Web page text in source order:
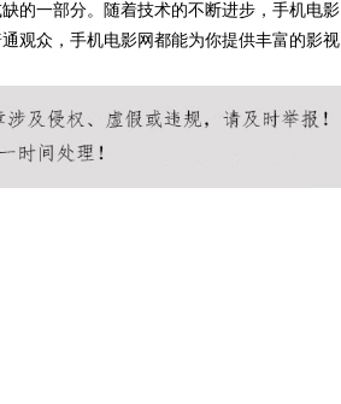
的一部分。随着技术的不断进步，手机电影
观众，手机电影网都能为你提供丰富的影视